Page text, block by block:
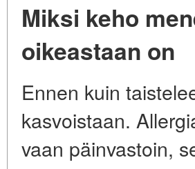
Miksi keho
oikeastaan on
Ennen kuin
kasvoistaan.
vaan päinvastoin,